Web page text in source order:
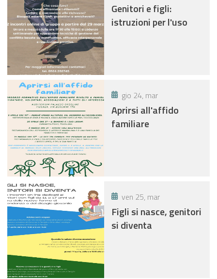
Genitori e figli:
istruzioni per l'uso
gio 24, mar
Aprirsi all'affido
familiare
ven 25, mar
Figli si nasce, genitori
si diventa